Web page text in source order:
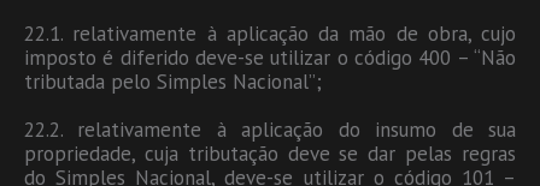
22.1. relativamente à aplicação da mão de obra, cujo
imposto é diferido deve-se utilizar o código 400 – “Não
tributada pelo Simples Nacional”;
22.2. relativamente à aplicação do insumo de sua
propriedade, cuja tributação deve se dar pelas regras
do Simples Nacional, deve-se utilizar o código 101 –